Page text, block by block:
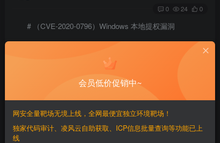
0 24 0
# （CVE-2020-0796）Windows 本地提权漏洞
漏洞。目前利用方式是提权
#### 影响版本
会员低价促销中~
网安全量靶场无境上线，全网最便宜独立环境靶场！
独家代码审计、凌风云自助获取、ICP信息批量查询等功能已上
线